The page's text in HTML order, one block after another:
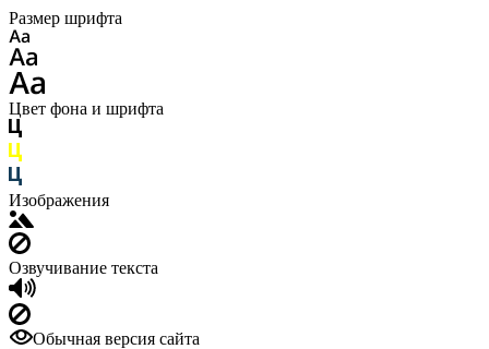
Размер шрифта
Цвет фона и шрифта
Изображения
Озвучивание текста
Обычная версия сайта